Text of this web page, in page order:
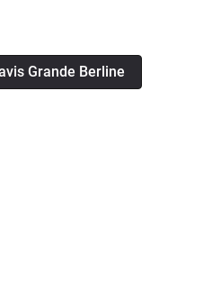
Grande Berline